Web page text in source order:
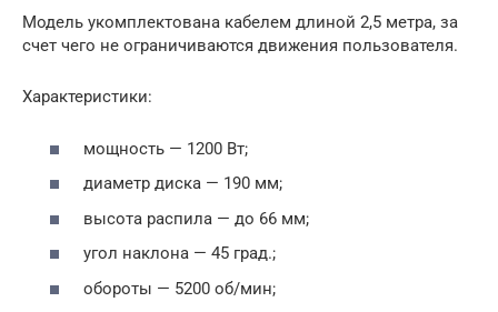
Модель укомплектована кабелем длиной 2,5 метра, за
счет чего не ограничиваются движения пользователя.
Характеристики:
мощность — 1200 Вт;
диаметр диска — 190 мм;
высота распила — до 66 мм;
угол наклона — 45 град.;
обороты — 5200 об/мин;